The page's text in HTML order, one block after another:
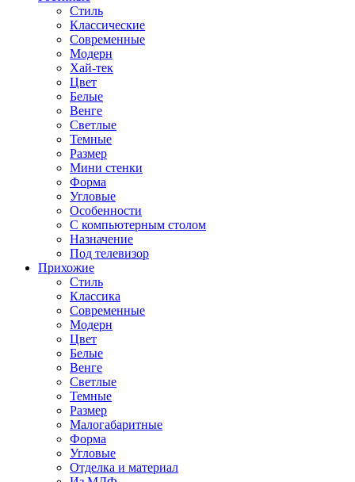
Стиль
Классические
Современные
Модерн
Хай-тек
Цвет
Белые
Венге
Светлые
Темные
Размер
Мини стенки
Форма
Угловые
Особенности
С компьютерным столом
Назначение
Под телевизор
Прихожие
Стиль
Классика
Современные
Модерн
Цвет
Белые
Венге
Светлые
Темные
Размер
Малогабаритные
Форма
Угловые
Отделка и материал